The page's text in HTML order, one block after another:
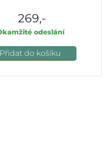
269,-
odeslání
Přidat do košíku